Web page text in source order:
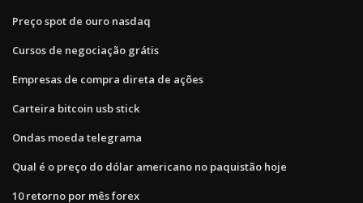
Preço spot de ouro nasdaq
Cursos de negociação grátis
Empresas de compra direta de ações
Carteira bitcoin usb stick
Ondas moeda telegrama
Qual é o preço do dólar americano no paquistão hoje
10 retorno por mês forex